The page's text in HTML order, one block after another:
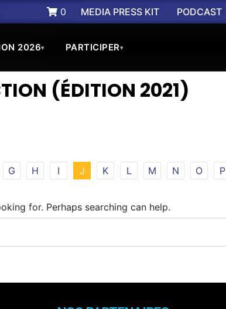
0 MEDIA PRESS KIT PODCAST
2026▾ PARTICIPER▾
(ÉDITION 2021)
G H I J K L M N O P
for. Perhaps searching can help.